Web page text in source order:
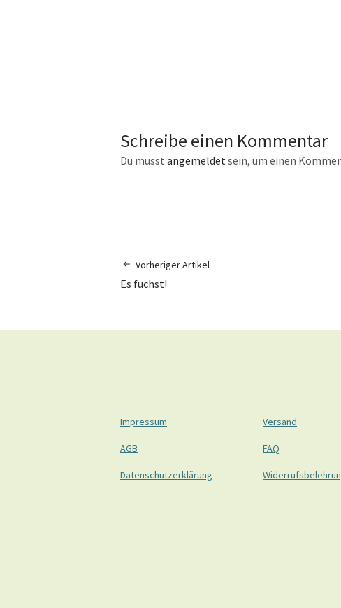
Schreibe einen Kommentar
Du musst angemeldetsein, um einen
Vorheriger Artikel
Es fuchst!
Impressum
AGB
Datenschutzerklärung
Versand
FAQ